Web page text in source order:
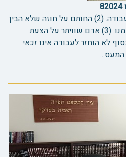
(1) יש תוקף הלכתי לחוקי העבודה. (2) החותם על חוזה שלא הבין
את תוכנו אינו יכול להתנער ממנו. (3) אדם שוויתר על הצעת
לא הוחזר לעבודה אינו זכאי
המעס...